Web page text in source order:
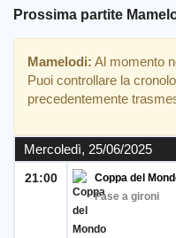
Prossima partite
Mamelodi: Al momento
Puoi controllare la
precedentemente
Mercoledì, 25/06/2025
21:00
Coppa del
Fase a gironi
Prossime
Squadre
Canali